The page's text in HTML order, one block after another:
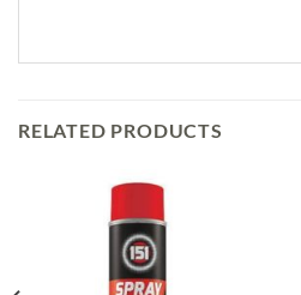
RELATED PRODUCTS